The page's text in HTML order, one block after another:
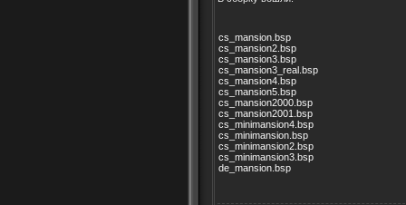
cs_mansion.bsp
cs_mansion2.bsp
cs_mansion3.bsp
cs_mansion3_real.bsp
cs_mansion4.bsp
cs_mansion5.bsp
cs_mansion2000.bsp
cs_mansion2001.bsp
cs_minimansion4.bsp
cs_minimansion.bsp
cs_minimansion2.bsp
cs_minimansion3.bsp
de_mansion.bsp